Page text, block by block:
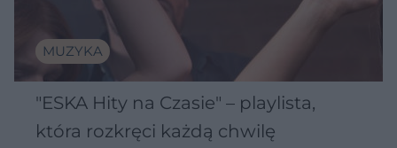
MUZYKA
"ESKA Hity na Czasie" – playlista,
która rozkręci każdą chwilę